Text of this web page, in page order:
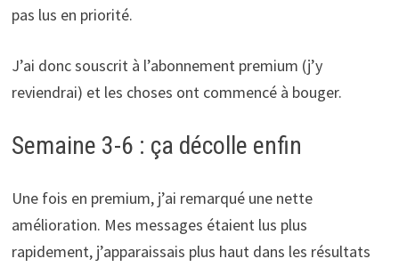
pas lus en priorité.
J’ai donc souscrit à l’abonnement premium (j’y
reviendrai) et les choses ont commencé à bouger.
Semaine 3-6 : ça décolle enfin
Une fois en premium, j’ai remarqué une nette
amélioration. Mes messages étaient lus plus
rapidement, j’apparaissais plus haut dans les résultats